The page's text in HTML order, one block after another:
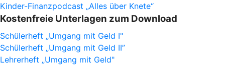
Kinder-Finanzpodcast „Alles über Knete“
Kostenfreie Unterlagen zum Download
Schülerheft „Umgang mit Geld I"
Schülerheft „Umgang mit Geld II”
Lehrerheft „Umgang mit Geld"